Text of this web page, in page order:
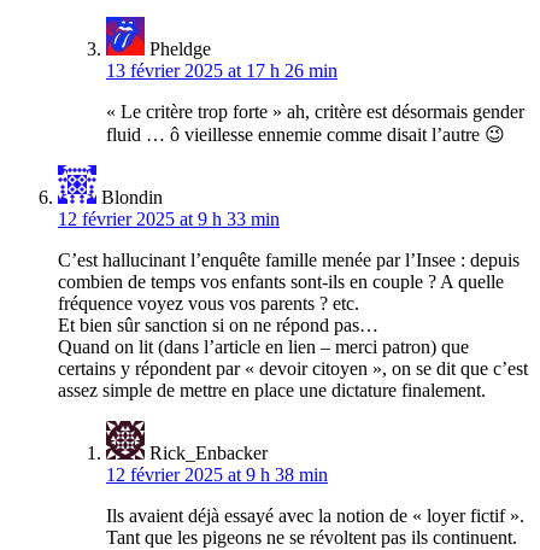
Pheldge
13 février 2025 at 17 h 26 min
« Le critère trop forte » ah, critère est désormais gender
fluid … ô vieillesse ennemie comme disait l’autre 😉
Blondin
12 février 2025 at 9 h 33 min
C’est hallucinant l’enquête famille menée par l’Insee : depuis
combien de temps vos enfants sont-ils en couple ? A quelle
fréquence voyez vous vos parents ? etc.
Et bien sûr sanction si on ne répond pas…
Quand on lit (dans l’article en lien – merci patron) que
certains y répondent par « devoir citoyen », on se dit que c’est
assez simple de mettre en place une dictature finalement.
Rick_Enbacker
12 février 2025 at 9 h 38 min
Ils avaient déjà essayé avec la notion de « loyer fictif ».
Tant que les pigeons ne se révoltent pas ils continuent.